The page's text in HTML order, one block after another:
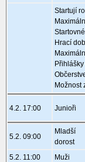
Startují
Hrací
Možnost
4.2. 17:00 Junioři
5.2. 09:00
Mladší
dorost
5.2. 11:00 Muži